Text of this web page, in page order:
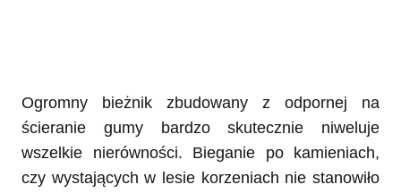
Ogromny bieżnik zbudowany z odpornej na
ścieranie gumy bardzo skutecznie niweluje
wszelkie nierówności. Bieganie po kamieniach,
czy wystających w lesie korzeniach nie stanowiło